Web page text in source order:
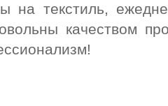
на текстиль,
качеством